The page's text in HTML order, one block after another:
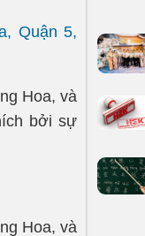
Quận 5,
Hoa, và
bởi sự
Hoa, và